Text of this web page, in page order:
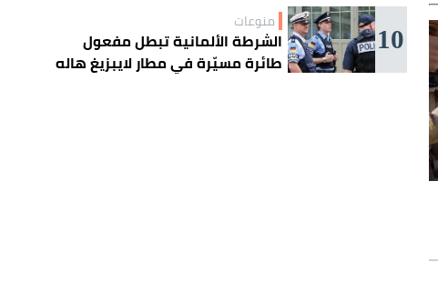
10 منوعات
الشرطة الألمانية تبطل مفعول
طائرة مسيّرة في مطار لايبزيغ هاله